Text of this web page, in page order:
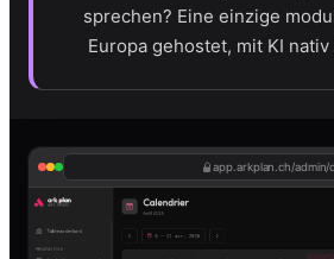
sprechen? Eine einzige
Europa gehostet, mit KI
app.arkplan.ch/admin/